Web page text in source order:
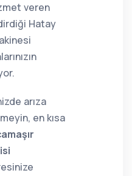
veren
Hatay
arıza
en kısa